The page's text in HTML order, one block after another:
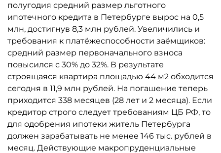
полугодия средний размер льготного
ипотечного кредита в Петербурге вырос на 0,5
млн, достигнув 8,3 млн рублей. Увеличились и
требования к платёжеспособности заёмщиков:
средний размер первоначального взноса
повысился с 30% до 32%. В результате
строящаяся квартира площадью 44 м2 обходится
сегодня в 11,9 млн рублей. На погашение теперь
приходится 338 месяцев (28 лет и 2 месяца). Если
кредитор строго следует требованиям ЦБ РФ, то
для одобрения ипотеки житель Петербурга
должен зарабатывать не менее 146 тыс. рублей в
месяц. Действующие макропруденциальные